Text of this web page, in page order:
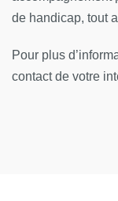
Autres
Grenier ; Ph.
de handicap, tout
Pour plus
contact de votre